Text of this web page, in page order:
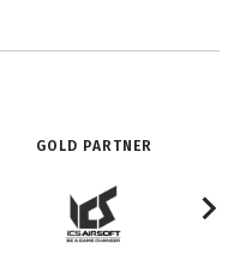
GOLD PARTNER